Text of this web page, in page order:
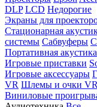
DLP LCD Недорогие
Экраны для
Стационарная
системы Сабвуферы
Портативная акустика
Игровые приставки
Игровые аксессуары
VR Шлемы и очки VR
Виниловые